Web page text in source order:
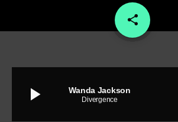
share
email
play_arrow Wanda Jackson
Divergence